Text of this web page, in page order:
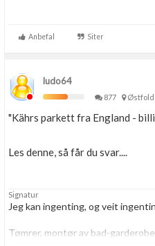
Anbefal Siter
ludo64
877
Østfold
"Kährs parkett fra England -
Les denne, så får du svar....
Signatur
Jeg kan ingenting, og veit
Tømrer, montør av bad-